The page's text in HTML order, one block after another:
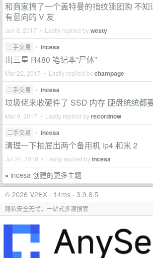
和商家搞了一个盖特曼的指纹锁团购 不知
有意向的 V 友
Jun 8, 2017 • Lastly replied bywesty
二手交易 • incesa
出三星 R480 笔记本“尸体”
Mar 22, 2017 • Lastly replied bychampage
二手交易 • incesa
垃圾佬来收硬件了 SSD 内存 硬盘统统都
Mar 9, 2017 • Lastly replied byrecordnow
二手交易 • incesa
清理一下抽屉出两个备用机 ip4 和米 2
Jul 24, 2016 • Lastly replied byincesa
» incesa 创建的更多主题
© 2026 V2EX · 14ms · 3.9.8.5
隐私安全无忧，一站式多源搜索